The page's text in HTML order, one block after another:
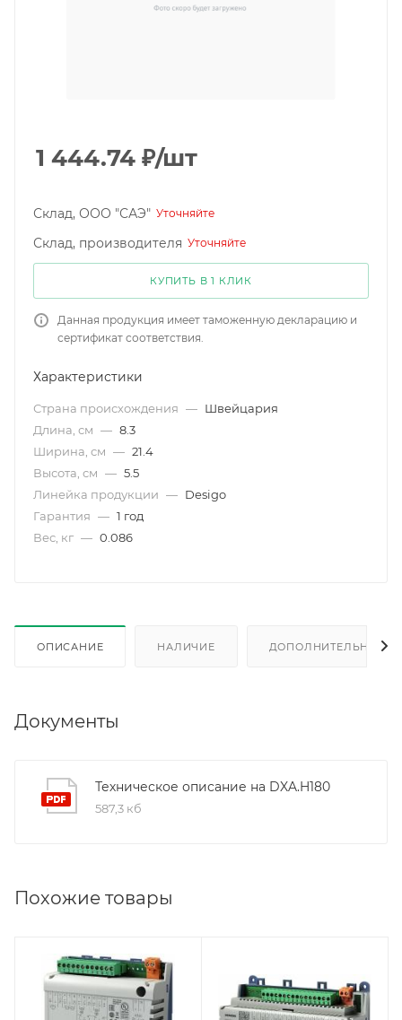
1 444.74 ₽/шт
Склад, ООО "САЭ" Уточняйте
Склад, производителя Уточняйте
КУПИТЬ В 1 КЛИК
Данная продукция имеет таможенную декларацию и
сертификат соответствия.
Характеристики
Страна происхождения — Швейцария
Длина, см — 8.3
Ширина, см — 21.4
Высота, см — 5.5
Линейка продукции — Desigo
Гарантия — 1 год
Вес, кг — 0.086
ОПИСАНИЕ НАЛИЧИЕ ДОПОЛНИТЕЛЬНО
Документы
Техническое описание на DXA.H180
587,3 кб
Похожие товары
Линейка продукции
Desigo
Кол-во тиристорных
Desigo
Кол-во дискретных